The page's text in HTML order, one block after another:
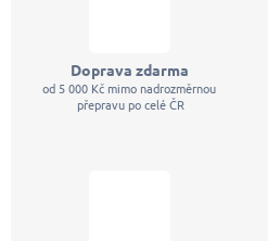
Doprava zdarma
od 5 000 Kč mimo nadrozměrnou
přepravu po celé ČR